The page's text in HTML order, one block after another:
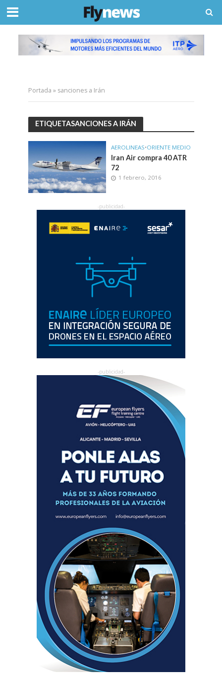
Portada » sanciones a Irán
ETIQUETASANCIONES A IRÁN
AEROLINEAS•ORIENTE MEDIO
Iran Air compra 40 ATR
72
1 febrero, 2016